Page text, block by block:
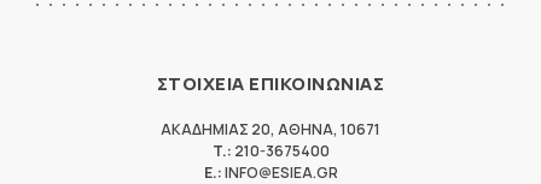
ΣΤΟΙΧΕΙΑ ΕΠΙΚΟΙΝΩΝΙΑΣ
ΑΚΑΔΗΜΙΑΣ 20, ΑΘΗΝΑ, 10671
T.: 210-3675400
E.:INFO@ESIEA.GR